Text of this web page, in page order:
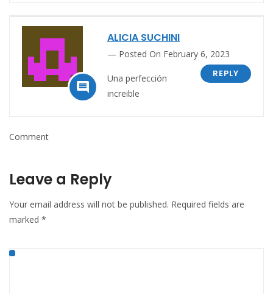

ALICIA SUCHINI
Posted On February 6, 2023
REPLY
Una perfección
increible
Comment
Leave a Reply
Your email address will not be published. Required fields are
marked *